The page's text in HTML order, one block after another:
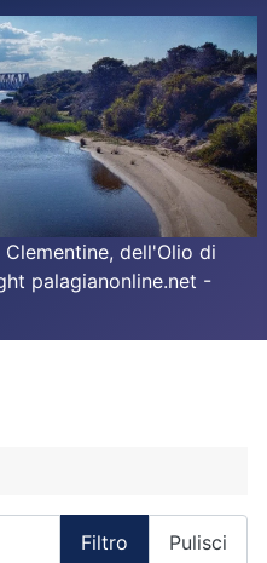
dell'Olio di
palagianonline.net -
Filtro Pulisci